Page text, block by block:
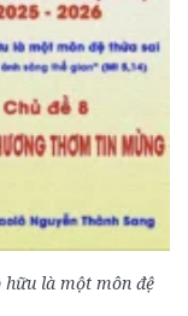
là một môn đệ